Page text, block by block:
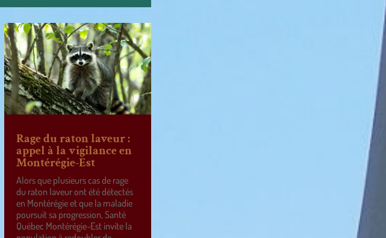
Rage du raton laveur :
appel à la vigilance en
Montérégie-Est
Alors que plusieurs cas de rage
du raton laveur ont été détectés
en Montérégie et que la maladie
poursuit sa progression, Santé
Québec Montérégie-Est invite la